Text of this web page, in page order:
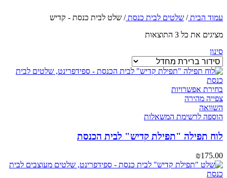
עמוד הבית/ שלטים לבית כנסת/ שלט לבית כנסת - קדיש
מציגים את כל ⁦3⁩ התוצאות
סינון
בחירת אפשרויות
צפייה מהירה
השוואה
הוספה לרשימת המשאלות
לוח תפילה "תפילת קדיש" לבית הכנסת
₪175.00